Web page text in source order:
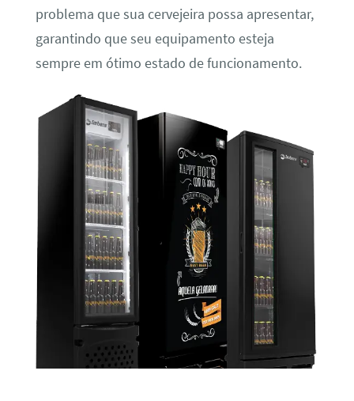
problema que sua cervejeira possa apresentar,
garantindo que seu equipamento esteja
sempre em ótimo estado de funcionamento.